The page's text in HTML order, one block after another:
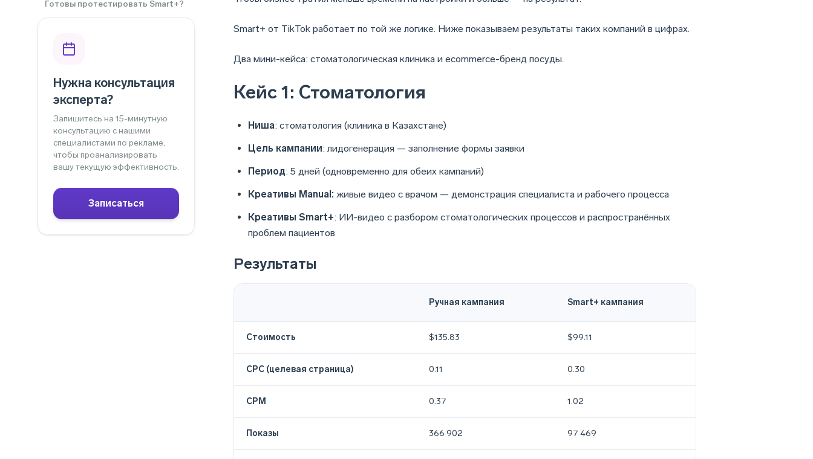
Готовы протестировать Smart+?
Нужна консультация
эксперта?
Запишитесь на 15-минутную
консультацию с нашими
специалистами по рекламе,
чтобы проанализировать
вашу текущую эффективность.
Записаться
Smart+ от TikTok работает по той же логике. Ниже показываем результаты таких компаний в цифрах.
Два мини-кейса: стоматологическая клиника и ecommerce-бренд посуды.
Кейс 1: Стоматология
Ниша: стоматология (клиника в Казахстане)
Цель кампании: лидогенерация — заполнение формы заявки
Период: 5 дней (одновременно для обеих кампаний)
Креативы Manual: живые видео с врачом — демонстрация специалиста и рабочего процесса
Креативы Smart+: ИИ-видео с разбором стоматологических процессов и распространённых
проблем пациентов
Результаты
Ручная кампания Smart+ кампания
Стоимость $135.83 $99.11
CPC (целевая страница) 0.11 0.30
CPM 0.37 1.02
Показы 366 902 97 469